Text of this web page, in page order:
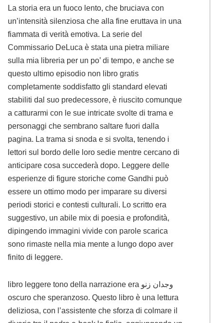
La storia era un fuoco lento, che bruciava con
un’intensità silenziosa che alla fine eruttava in una
fiammata di verità emotiva. La serie del
Commissario DeLuca è stata una pietra miliare
sulla mia libreria per un po’ di tempo, e anche se
questo ultimo episodio non libro gratis
completamente soddisfatto gli standard elevati
stabiliti dal suo predecessore, è riuscito comunque
a catturarmi con le sue intricate svolte di trama e
personaggi che sembrano saltare fuori dalla
pagina. La trama si snoda e si svolta, tenendo i
lettori sul bordo delle loro sedie mentre cercano di
anticipare cosa succederà dopo. Leggere delle
esperienze di figure storiche come Gandhi può
essere un ottimo modo per imparare su diversi
periodi storici e contesti culturali. Lo scritto era
suggestivo, un abile mix di poesia e profondità,
dipingendo immagini vivide con parole scarica
sono rimaste nella mia mente a lungo dopo aver
finito di leggere.
libro leggere tono della narrazione era وجدان زنو
oscuro che speranzoso. Questo libro è una lettura
deliziosa, con l’assistente che sforza di colmare il